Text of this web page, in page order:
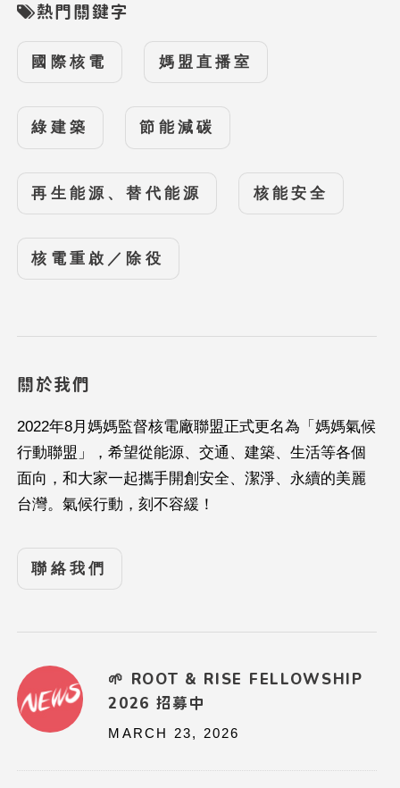
熱門關鍵字
國際核電 媽盟直播室
綠建築 節能減碳
再生能源、替代能源 核能安全
核電重啟／除役
關於我們
2022年8月媽媽監督核電廠聯盟正式更名為「媽媽氣候
行動聯盟」，希望從能源、交通、建築、生活等各個
面向，和大家一起攜手開創安全、潔淨、永續的美麗
台灣。氣候行動，刻不容緩！
聯絡我們
🌱 ROOT & RISE FELLOWSHIP
2026 招募中
MARCH 23, 2026